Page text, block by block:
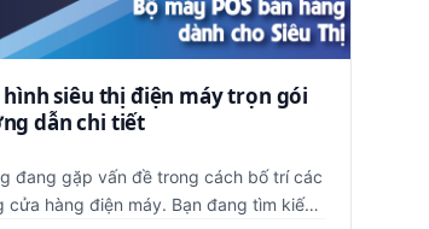
siêu thị điện máy trọn gói
dẫn chi tiết
đang gặp vấn đề trong cách bố trí các
cửa hàng điện máy. Bạn đang tìm kiếm